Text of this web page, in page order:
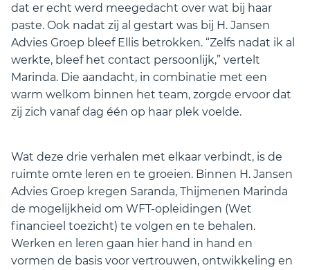
dat er echt werd meegedacht over wat bij haar
paste. Ook nadat zij al gestart was bij H. Jansen
Advies Groep bleef Ellis betrokken. “Zelfs nadat ik al
werkte, bleef het contact persoonlijk,” vertelt
Marinda. Die aandacht, in combinatie met een
warm welkom binnen het team, zorgde ervoor dat
zij zich vanaf dag één op haar plek voelde.
Wat deze drie verhalen met elkaar verbindt, is de
ruimte omte leren en te groeien. Binnen H. Jansen
Advies Groep kregen Saranda, Thijmenen Marinda
de mogelijkheid om WFT-opleidingen (Wet
financieel toezicht) te volgen en te behalen.
Werken en leren gaan hier hand in hand en
vormen de basis voor vertrouwen, ontwikkeling en